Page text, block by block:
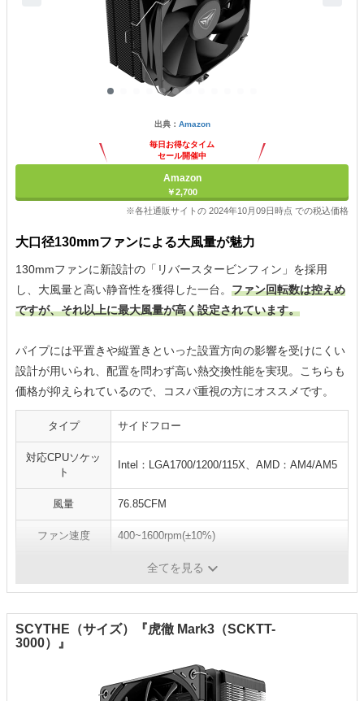
出典： Amazon
毎日お得なタイム
セール開催中
Amazon
￥2,700
※各社通販サイトの 2024年10月09日時点 での税込価格
大口径130mmファンによる大風量が魅力
130mmファンに新設計の「リバースタービンフィン」を採用
し、大風量と高い静音性を獲得した一台。 ファン回転数は控えめ
ですが、それ以上に最大風量が高く設定されています。
パイプには平置きや縦置きといった設置方向の影響を受けにくい
設計が用いられ、配置を問わず高い熱交換性能を実現。こちらも
価格が抑えられているので、コスパ重視の方にオススメです。
タイプ サイドフロー
対応CPUソケッ
ト
Intel：LGA1700/1200/115X、AMD：AM4/AM5
風量 76.85CFM
ファン速度 400~1600rpm(±10%)
全てを見る
SCYTHE（サイズ）『虎徹 Mark3（SCKTT-
3000）』